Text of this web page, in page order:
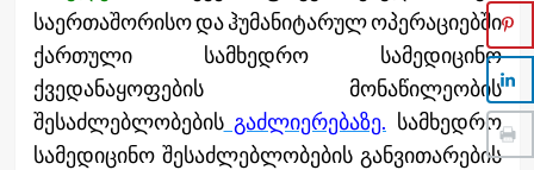
საერთაშორისო და ჰუმანიტარულ ოპერაციებში
ქართული სამხედრო სამედიცინო
ქვედანაყოფების მონაწილეობის
შესაძლებლობებისგაძლიერებაზე. სამხედრო
სამედიცინო შესაძლებლობების განვითარების